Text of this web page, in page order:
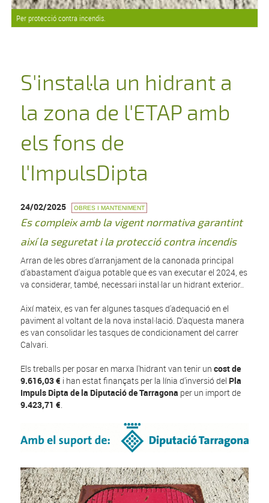
Per protecció contra incendis.
S'instal·la un hidrant a
la zona de l'ETAP amb
els fons de
l'ImpulsDipta
24/02/2025 OBRES I MANTENIMENT
Es compleix amb la vigent normativa garantint
així la seguretat i la protecció contra incendis
Arran de les obres d'arranjament de la canonada principal
d'abastament d'aigua potable que es van executar el 2024, es
va considerar, també, necessari instal·lar un hidrant exterior..
Així mateix, es van fer algunes tasques d'adequació en el
paviment al voltant de la nova instal·lació. D'aquesta manera
es van consolidar les tasques de condicionament del carrer
Calvari.
Els treballs per posar en marxa l'hidrant van tenir uncost de
9.616,03 € i han estat finançats per la línia d'inversió del Pla
Impuls Dipta de la Diputació de Tarragona per un import de
9.423,71 €.